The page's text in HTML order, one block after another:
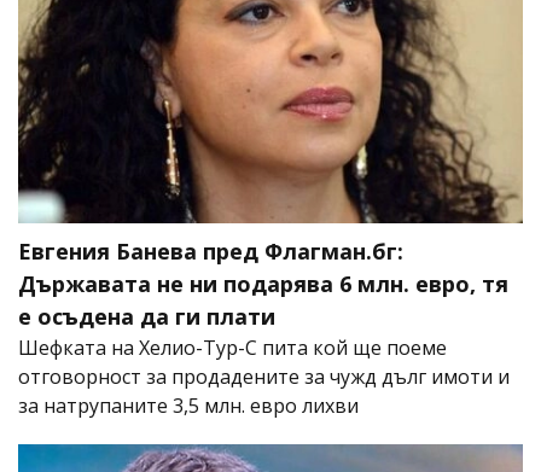
Евгения Банева пред Флагман.бг:
Държавата не ни подарява 6 млн. евро, тя
е осъдена да ги плати
Шефката на Хелио-Тур-С пита кой ще поеме
отговорност за продадените за чужд дълг имоти и
за натрупаните 3,5 млн. евро лихви